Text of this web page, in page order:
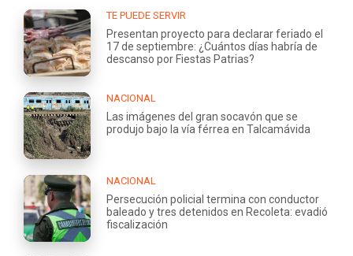
TE PUEDE SERVIR
Presentan proyecto para declarar feriado el
17 de septiembre: ¿Cuántos días habría de
descanso por Fiestas Patrias?
NACIONAL
Las imágenes del gran socavón que se
produjo bajo la vía férrea en Talcamávida
NACIONAL
Persecución policial termina con conductor
baleado y tres detenidos en Recoleta: evadió
fiscalización